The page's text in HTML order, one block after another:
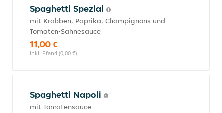
Spaghetti Spezial
mit Krabben, Paprika, Champignons und
Tomaten-Sahnesauce
11,00 €
inkl. Pfand (0,00 €)
Spaghetti Napoli
mit Tomatensauce